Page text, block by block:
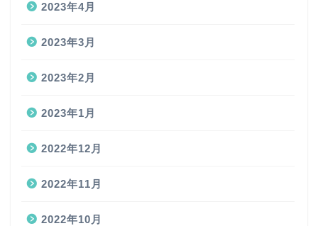
2023年4月
2023年3月
2023年2月
2023年1月
2022年12月
2022年11月
2022年10月